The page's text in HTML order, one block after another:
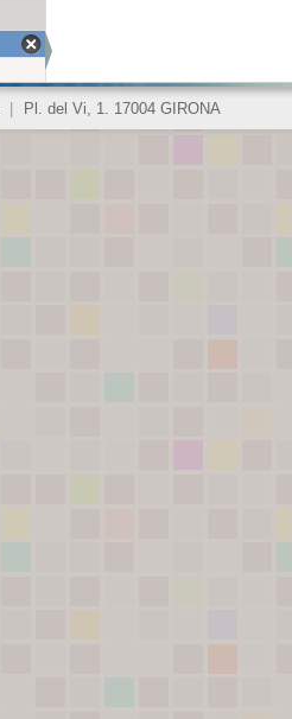
Pl. del Vi, 1. 17004 GIRONA